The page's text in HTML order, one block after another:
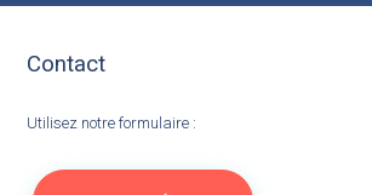
Contact
Utilisez notre formulaire :